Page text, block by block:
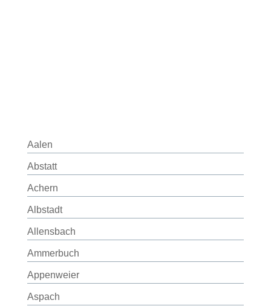
Aalen
Abstatt
Achern
Albstadt
Allensbach
Ammerbuch
Appenweier
Aspach